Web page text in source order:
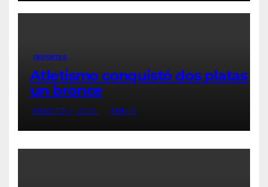
DEPORTES
Atletismo conquistó dos platas y
un bronce
AGOSTO 5, 2026 ADMIN